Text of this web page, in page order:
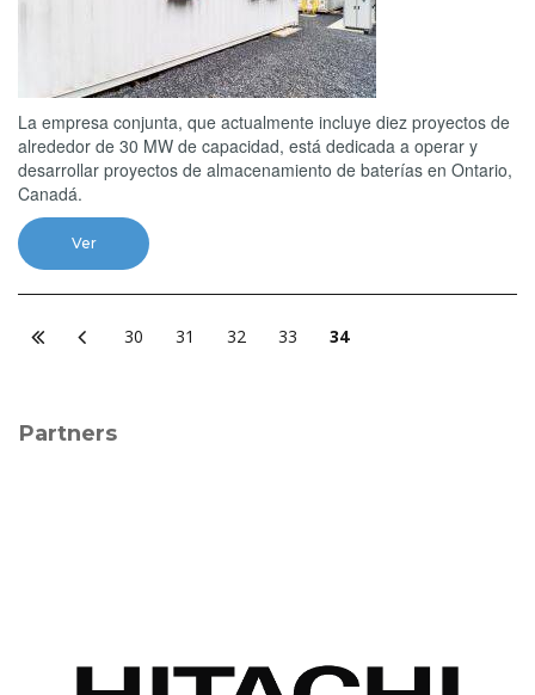
La empresa conjunta, que actualmente incluye diez proyectos de
alrededor de 30 MW de capacidad, está dedicada a operar y
desarrollar proyectos de almacenamiento de baterías en Ontario,
Canadá.
Ver
30 31 32 33 34
Partners